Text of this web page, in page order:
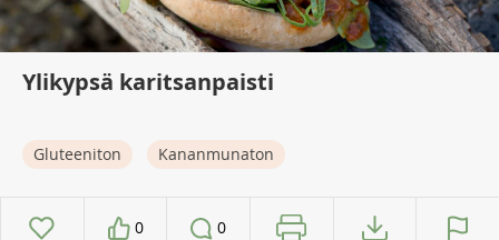
Ylikypsä karitsanpaisti
Gluteeniton Kananmunaton
0 0